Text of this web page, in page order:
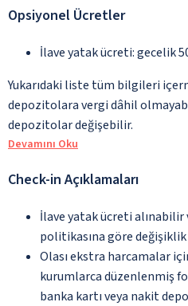
Opsiyonel Ücretler
İlave yatak ücreti: gecelik
Yukarıdaki liste tüm bilgileri
depozitolara vergi dâhil
depozitolar değişebilir.
Devamını Oku
Check-in Açıklamaları
İlave yatak ücreti
politikasına göre
Olası ekstra harcamalar
kurumlarca düzenlenmiş
banka kartı veya nakit